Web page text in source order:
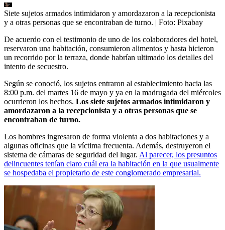
Siete sujetos armados intimidaron y amordazaron a la recepcionista
y a otras personas que se encontraban de turno. | Foto: Pixabay
De acuerdo con el testimonio de uno de los colaboradores del hotel,
reservaron una habitación, consumieron alimentos y hasta hicieron
un recorrido por la terraza, donde habrían ultimado los detalles del
intento de secuestro.
Según se conoció, los sujetos entraron al establecimiento hacia las
8:00 p.m. del martes 16 de mayo y ya en la madrugada del miércoles
ocurrieron los hechos. Los siete sujetos armados intimidaron y
amordazaron a la recepcionista y a otras personas que se
encontraban de turno.
Los hombres ingresaron de forma violenta a dos habitaciones y a
algunas oficinas que la víctima frecuenta. Además, destruyeron el
sistema de cámaras de seguridad del lugar. Al parecer, los presuntos
delincuentes tenían claro cuál era la habitación en la que usualmente
se hospedaba el propietario de este conglomerado empresarial.